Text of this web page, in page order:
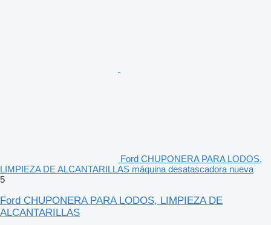
Ford CHUPONERA PARA LODOS,
LIMPIEZA DE ALCANTARILLAS máquina desatascadora nueva
5
Ford CHUPONERA PARA LODOS, LIMPIEZA DE
ALCANTARILLAS